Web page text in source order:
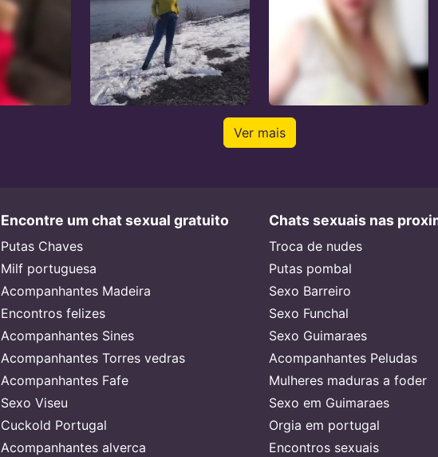
Ver mais
Encontre um chat sexual gratuito
Putas Chaves
Milf portuguesa
Acompanhantes Madeira
Encontros felizes
Acompanhantes Sines
Acompanhantes Torres vedras
Acompanhantes Fafe
Sexo Viseu
Cuckold Portugal
Acompanhantes alverca
Chats sexuais nas
Troca de nudes
Putas pombal
Sexo Barreiro
Sexo Funchal
Sexo Guimaraes
Acompanhantes Peludas
Mulheres maduras a foder
Sexo em Guimaraes
Orgia em portugal
Encontros sexuais